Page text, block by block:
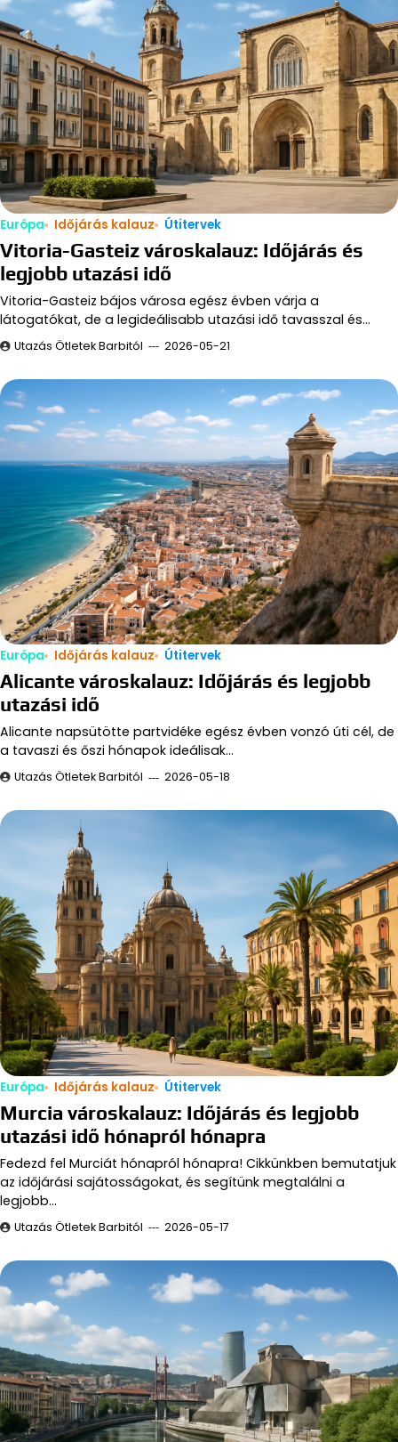
Európa Időjárás kalauz Útitervek
Vitoria-Gasteiz városkalauz: Időjárás és
legjobb utazási idő
Vitoria-Gasteiz bájos városa egész évben várja a
látogatókat, de a legideálisabb utazási idő tavasszal és…
Utazás Ötletek Barbitól 2026-05-21
Európa Időjárás kalauz Útitervek
Alicante városkalauz: Időjárás és legjobb
utazási idő
Alicante napsütötte partvidéke egész évben vonzó úti cél, de
a tavaszi és őszi hónapok ideálisak…
Utazás Ötletek Barbitól 2026-05-18
Európa Időjárás kalauz Útitervek
Murcia városkalauz: Időjárás és legjobb
utazási idő hónapról hónapra
Fedezd fel Murciát hónapról hónapra! Cikkünkben bemutatjuk
az időjárási sajátosságokat, és segítünk megtalálni a
legjobb…
Utazás Ötletek Barbitól 2026-05-17